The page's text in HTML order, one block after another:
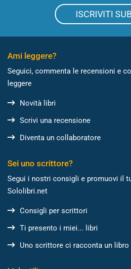
ISCRIVITI
Ami leggere?
Seguici, commenta le recensioni e
leggere
Novità libri
Scrivi una recensione
Diventa un collaboratore
Sei uno scrittore?
Segui i nostri consigli e promuovi il
Sololibri.net
Consigli per scrittori
Ti presento i miei... libri
Uno scrittore ci racconta un libro